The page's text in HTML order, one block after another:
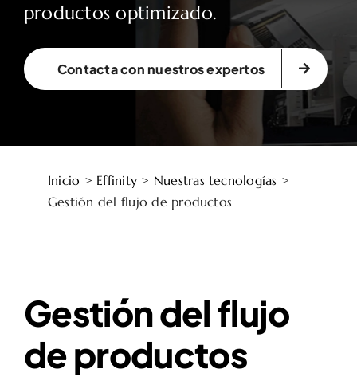
Contacto
productos optimizado.
Contacta con nuestros expertos
Inicio > Effinity > Nuestras tecnologías >
Gestión del flujo de productos
Gestión del flujo
de productos